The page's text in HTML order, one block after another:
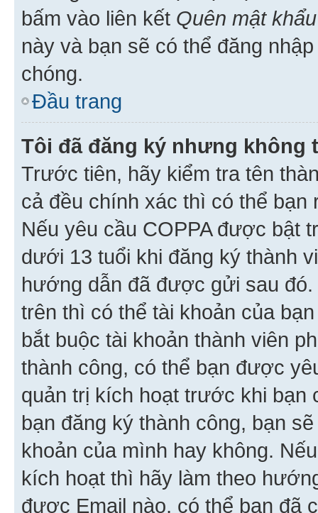
bấm vào liên kết Quên mật khẩu
này và bạn sẽ có thể đăng
chóng.
Đầu trang
Tôi đã đăng ký nhưng không
Trước tiên, hãy kiểm tra tên
cả đều chính xác thì có thể
Nếu yêu cầu COPPA được bật
dưới 13 tuổi khi đăng ký thành
hướng dẫn đã được gửi sau
trên thì có thể tài khoản của
bắt buộc tài khoản thành viên
thành công, có thể bạn được
quản trị kích hoạt trước khi bạn
bạn đăng ký thành công, bạn
khoản của mình hay không.
kích hoạt thì hãy làm theo
được Email nào, có thể bạn đã